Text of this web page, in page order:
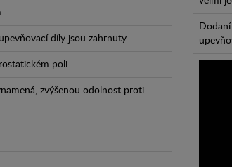
díly jsou zahrnuty.
poli.
zvýšenou odolnost proti